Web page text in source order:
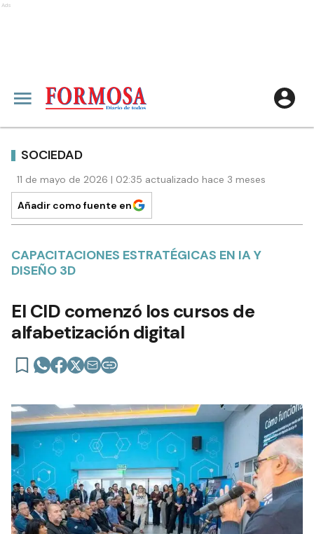
Ads
SOCIEDAD
11 de mayo de 2026 | 02:35 actualizado hace 3 meses
Añadir como fuente en
CAPACITACIONES ESTRATÉGICAS EN IA Y
DISEÑO 3D
El CID comenzó los cursos de
alfabetización digital